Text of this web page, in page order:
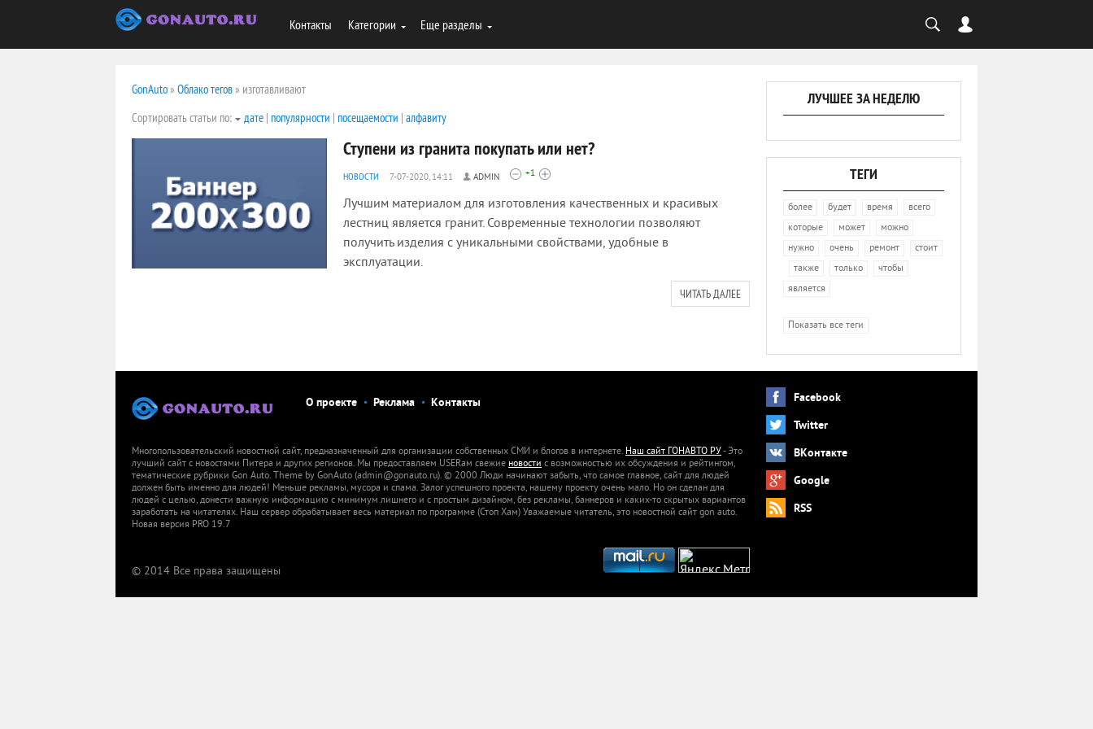
Контакты Категории Еще разделы
GonAuto» Облако тегов» изготавливают
Сортировать статьи по:
дате | популярности | посещаемости | алфавиту
Ступени из гранита покупать или нет?
НОВОСТИ 7-07-2020, 14:11 ADMIN +1
Лучшим материалом для изготовления качественных и красивых
лестниц является гранит. Современные технологии позволяют
получить изделия с уникальными свойствами, удобные в
эксплуатации.
ЧИТАТЬ ДАЛЕЕ
ЛУЧШЕЕ ЗА НЕДЕЛЮ
ТЕГИ
более будет время всего
которые может можно
нужно очень ремонт стоит
также только чтобы
является
Показать все теги
О проекте Реклама Контакты
Многопользовательский новостной сайт, предназначенный для организации собственных СМИ и блогов в интернете. Наш сайт ГОНАВТО РУ- Это
лучший сайт с новостями Питера и других регионов. Мы предоставляем USERам свежие новости с возможностью их обсуждения и рейтингом,
тематические рубрики Gon Auto. Theme by GonAuto (admin@gonauto.ru). © 2000 Люди начинают забыть, что самое главное, сайт для людей
должен быть именно для людей! Меньше рекламы, мусора и спама. Залог успешного проекта, нашему проекту очень мало. Но он сделан для
людей с целью, донести важную информацию с минимум лишнего и с простым дизайном, без рекламы, баннеров и каких-то скрытых вариантов
заработать на читателях. Наш сервер обрабатывает весь материал по программе (Стоп Хам) Уважаемые читатель, это новостной сайт gon auto.
Новая версия PRO 19.7
© 2014 Все права защищены
Facebook
Twitter
ВКонтакте
Google
RSS